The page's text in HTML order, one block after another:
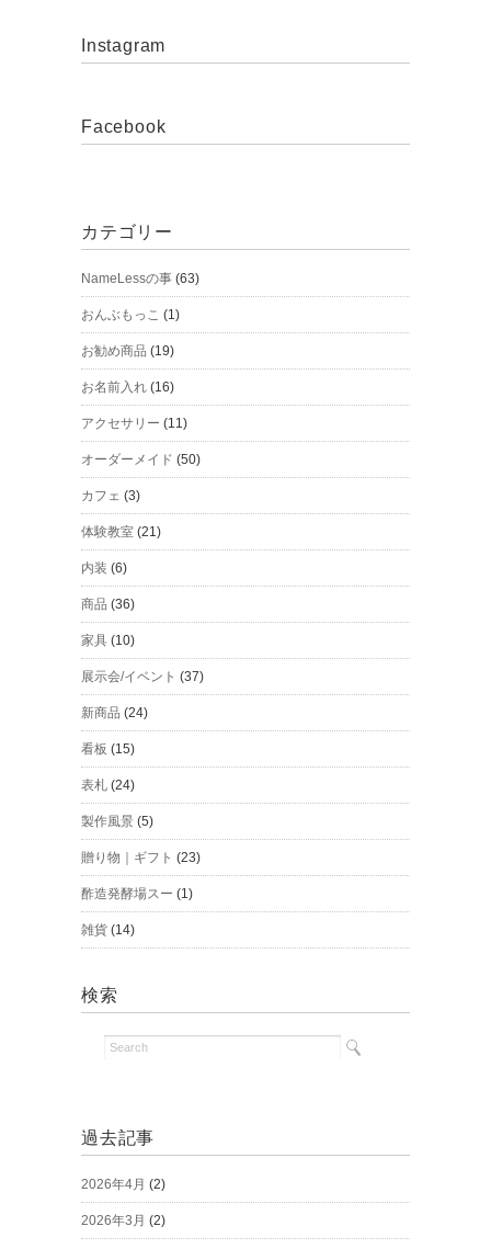
Instagram
Facebook
カテゴリー
NameLessの事 (63)
おんぶもっこ (1)
お勧め商品 (19)
お名前入れ (16)
アクセサリー (11)
オーダーメイド (50)
カフェ (3)
体験教室 (21)
内装 (6)
商品 (36)
家具 (10)
展示会/イベント (37)
新商品 (24)
看板 (15)
表札 (24)
製作風景 (5)
贈り物｜ギフト (23)
酢造発酵場スー (1)
雑貨 (14)
検索
過去記事
2026年4月 (2)
2026年3月 (2)